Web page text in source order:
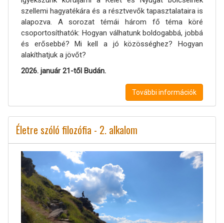
szellemi hagyatékára és a résztvevők tapasztalataira is
alapozva. A sorozat témái három fő téma köré
csoportosíthatók: Hogyan válhatunk boldogabbá, jobbá
és erősebbé? Mi kell a jó közösséghez? Hogyan
alakíthatjuk a jövőt?
2026. január 21-től Budán.
További információk
Életre szóló filozófia - 2. alkalom